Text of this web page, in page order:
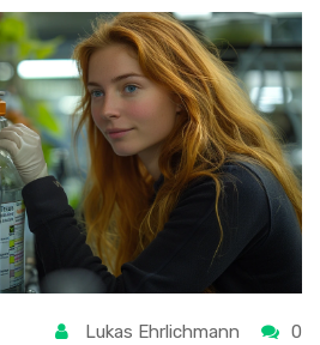
herausgestellt, die den besten
Bedürfnisse
Lukas Ehrlichmann 0